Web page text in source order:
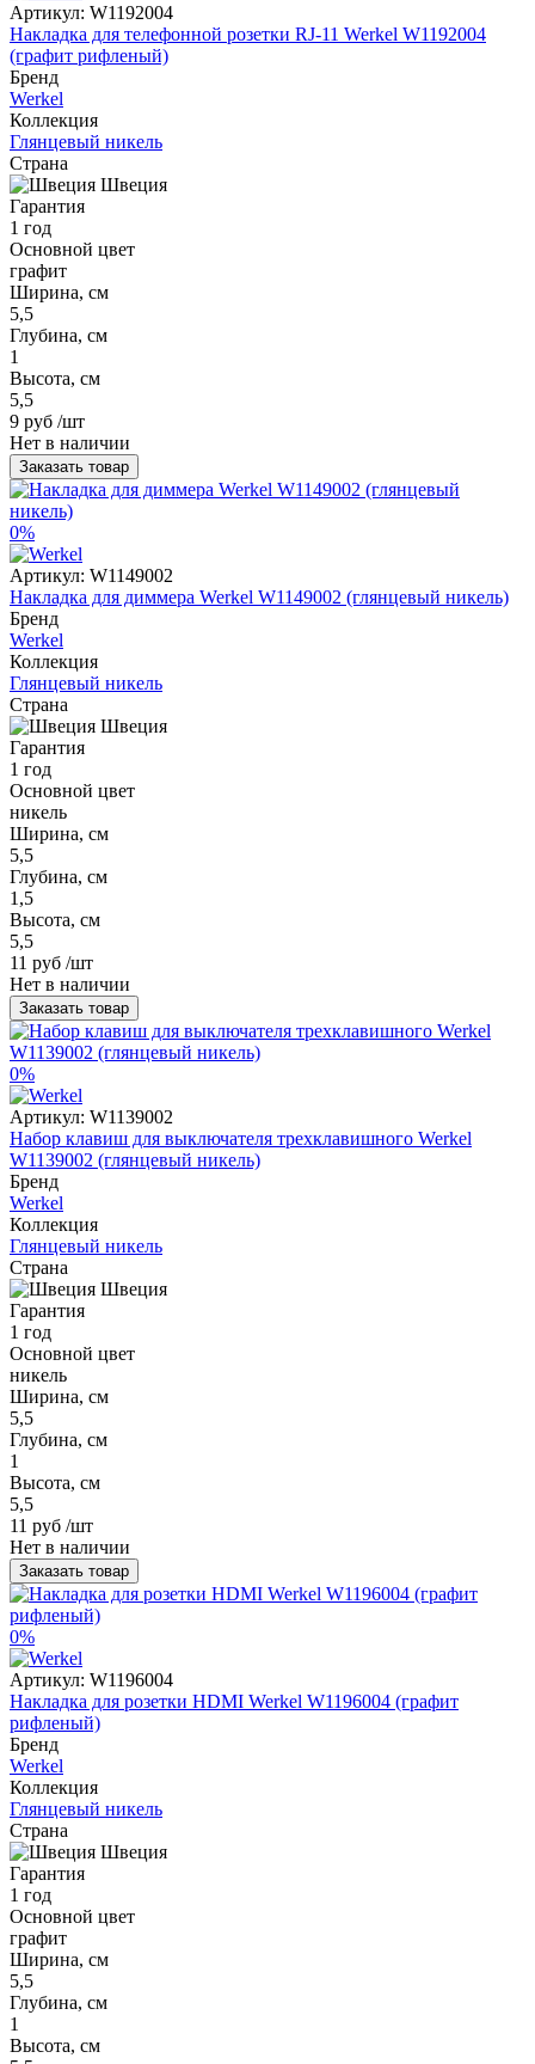
Артикул: W1192004
Накладка для телефонной розетки RJ-11 Werkel W1192004
(графит рифленый)
Бренд
Werkel
Коллекция
Глянцевый никель
Страна
Швеция
Гарантия
1 год
Основной цвет
графит
Ширина, см
5,5
Глубина, см
1
Высота, см
5,5
9 руб /шт
Нет в наличии
Заказать товар
0%
Артикул: W1149002
Накладка для диммера Werkel W1149002 (глянцевый никель)
Бренд
Werkel
Коллекция
Глянцевый никель
Страна
Швеция
Гарантия
1 год
Основной цвет
никель
Ширина, см
5,5
Глубина, см
1,5
Высота, см
5,5
11 руб /шт
Нет в наличии
Заказать товар
0%
Артикул: W1139002
Набор клавиш для выключателя трехклавишного Werkel
W1139002 (глянцевый никель)
Бренд
Werkel
Коллекция
Глянцевый никель
Страна
Швеция
Гарантия
1 год
Основной цвет
никель
Ширина, см
5,5
Глубина, см
1
Высота, см
5,5
11 руб /шт
Нет в наличии
Заказать товар
0%
Артикул: W1196004
Накладка для розетки HDMI Werkel W1196004 (графит
рифленый)
Бренд
Werkel
Коллекция
Глянцевый никель
Страна
Швеция
Гарантия
1 год
Основной цвет
графит
Ширина, см
5,5
Глубина, см
1
Высота, см